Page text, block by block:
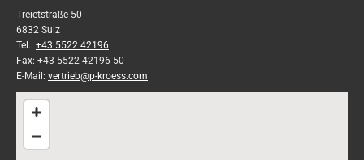
Treietstraße 50
6832 Sulz
Tel.: +43 5522 42196
Fax: +43 5522 42196 50
E-Mail: vertrieb@p-kroess.com